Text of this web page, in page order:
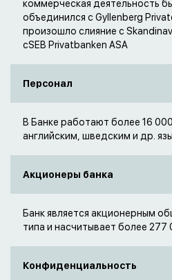
коммерческая деятельность
объединился с Gyllenberg
произошло слияние с
сSEB Privatbanken ASA
Персонал
В Банке работают более 16
английским, шведским и др.
Акционеры банка
Банк является акционерным
типа и насчитывает более 277
Конфиденциальность